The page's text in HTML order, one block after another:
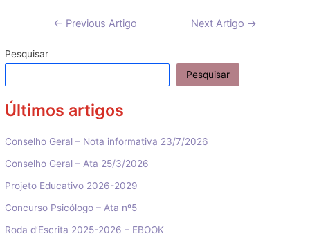
Navegação
artigos
← Previous Artigo Next Artigo →
Pesquisar
Pesquisar
Últimos artigos
Conselho Geral – Nota informativa 23/7/2026
Conselho Geral – Ata 25/3/2026
Projeto Educativo 2026-2029
Concurso Psicólogo – Ata nº5
Roda d’Escrita 2025-2026 – EBOOK